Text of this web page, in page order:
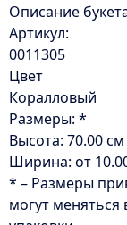
Описание
Артикул:
0011305
Цвет
Коралловый
Размеры: *
Высота: 70.00 см
Ширина: от
* – Размеры
могут меняться